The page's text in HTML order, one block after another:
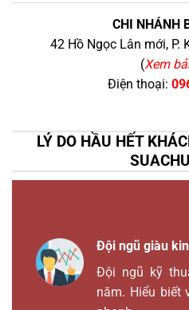
CHI NHÁNH
42 Hồ Ngọc Lân mới, P.
(Xem
Điện thoại:
LÝ DO HẦU HẾT
Đội ngũ giàu
Đội ngũ kỹ
năm. Hiểu biết